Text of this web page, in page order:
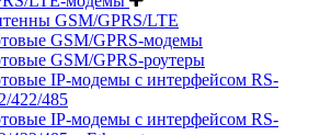
GSM/GPRS/LTE
GSM/GPRS-модемы
GSM/GPRS-роутеры
IP-модемы с интерфейсом RS-
422/485
IP-модемы с интерфейсом RS-